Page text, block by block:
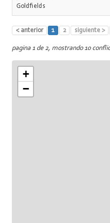
Goldfields
< anterior 1 2 siguiente >
pagina 1 de 2, mostrando 10
+
−